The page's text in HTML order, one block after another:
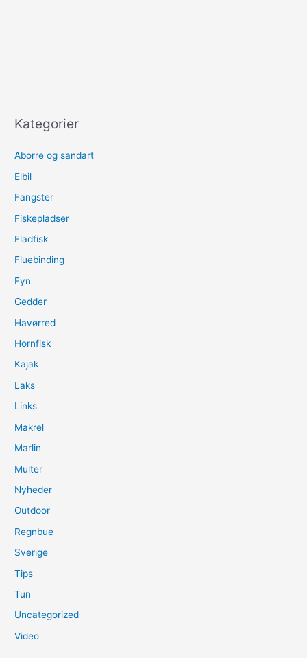
Kategorier
Aborre og sandart
Elbil
Fangster
Fiskepladser
Fladfisk
Fluebinding
Fyn
Gedder
Havørred
Hornfisk
Kajak
Laks
Links
Makrel
Marlin
Multer
Nyheder
Outdoor
Regnbue
Sverige
Tips
Tun
Uncategorized
Video